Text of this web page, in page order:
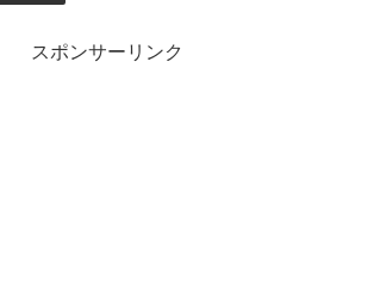
スポンサーリンク